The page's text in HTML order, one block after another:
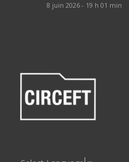
8 juin 2026 - 19 h 01 min